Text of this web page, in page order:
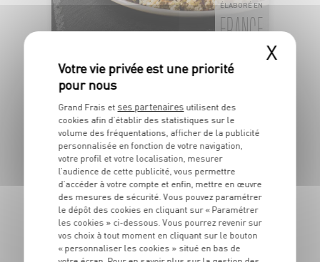
ÉLABORÉ EN
FRANCE
TABOULÉ AUX AGRUMES
Semoule de blé dur et fruits
Dans la limite des stocks disponibles
159
Les 100g - Soit 15€90 le kg
DU 04/08 AU 10/08
X
Grand Frais et ses partenaires utilisent des
cookies afin d’établir des statistiques sur le
volume des fréquentations, afficher de la publicité
personnalisée en fonction de votre navigation,
votre profil et votre localisation, mesurer
l’audience de cette publicité, vous permettre
d’accéder à votre compte et enfin, mettre en œuvre
des mesures de sécurité. Vous pouvez paramétrer
le dépôt des cookies en cliquant sur « Paramétrer
les cookies » ci-dessous. Vous pourrez revenir sur
vos choix à tout moment en cliquant sur le bouton
« personnaliser les cookies » situé en bas de